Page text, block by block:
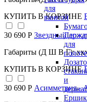
для
ванной
для
и
КУПИТЬ В КОРЗИНЕ
30 690 Р Звездный
Габариты (Д Ш В Г):
КУПИТЬ В КОРЗИНЕ
30 690 Р Асимметрия -